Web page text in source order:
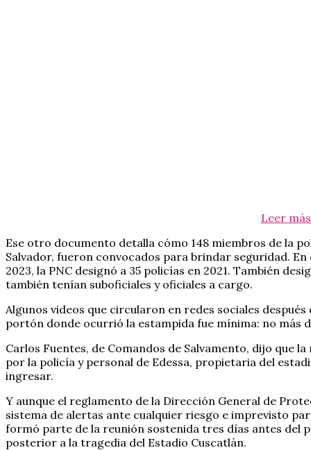
Leer
Ese otro documento detalla cómo 148 miembros de la
Salvador, fueron convocados para brindar seguridad.
2023, la PNC designó a 35 policías en 2021. También
también tenían suboficiales y oficiales a cargo.
Algunos videos que circularon en redes sociales
portón donde ocurrió la estampida fue mínima: no más
Carlos Fuentes, de Comandos de Salvamento, dijo que
por la policía y personal de Edessa, propietaria del
ingresar.
Y aunque el reglamento de la Dirección General de
sistema de alertas ante cualquier riesgo e imprevisto
formó parte de la reunión sostenida tres días antes del
posterior a la tragedia del Estadio Cuscatlán.